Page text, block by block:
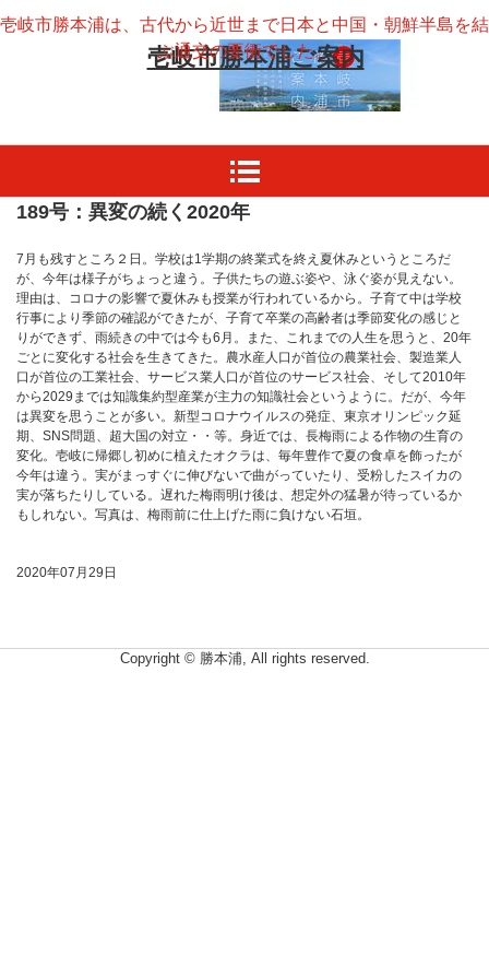
壱岐市勝本浦ご案内
壱岐市勝本浦は、古代から近世まで日本と中国・朝鮮半島を結
ぶ通交の要衝でした。
189号：異変の続く2020年
7月も残すところ２日。学校は1学期の終業式を終え夏休みというところだ
が、今年は様子がちょっと違う。子供たちの遊ぶ姿や、泳ぐ姿が見えない。
理由は、コロナの影響で夏休みも授業が行われているから。子育て中は学校
行事により季節の確認ができたが、子育て卒業の高齢者は季節変化の感じと
りができず、雨続きの中では今も6月。また、これまでの人生を思うと、20年
ごとに変化する社会を生きてきた。農水産人口が首位の農業社会、製造業人
口が首位の工業社会、サービス業人口が首位のサービス社会、そして2010年
から2029までは知識集約型産業が主力の知識社会というように。だが、今年
は異変を思うことが多い。新型コロナウイルスの発症、東京オリンピック延
期、SNS問題、超大国の対立・・等。身近では、長梅雨による作物の生育の
変化。壱岐に帰郷し初めに植えたオクラは、毎年豊作で夏の食卓を飾ったが
今年は違う。実がまっすぐに伸びないで曲がっていたり、受粉したスイカの
実が落ちたりしている。遅れた梅雨明け後は、想定外の猛暑が待っているか
もしれない。写真は、梅雨前に仕上げた雨に負けない石垣。
2020年07月29日
Copyright © 勝本浦, All rights reserved.